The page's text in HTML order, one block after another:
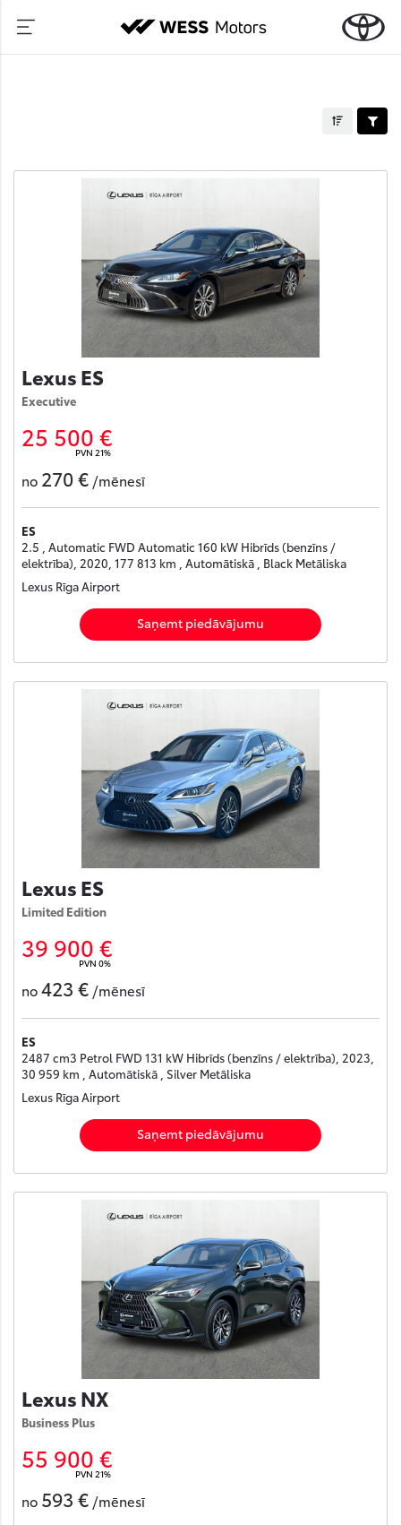
Lexus ES
Executive
25 500 €
PVN 21%
no 270 € /mēnesī
ES
2.5 , Automatic FWD Automatic 160 kW Hibrīds (benzīns /
elektrība), 2020, 177 813 km , Automātiskā , Black Metāliska
Lexus Rīga Airport
Saņemt piedāvājumu
Lexus ES
Limited Edition
39 900 €
PVN 0%
no423 € /mēnesī
ES
2487 cm3 Petrol FWD 131 kW Hibrīds (benzīns / elektrība), 2023,
30 959 km , Automātiskā , Silver Metāliska
Lexus Rīga Airport
Saņemt piedāvājumu
Lexus NX
Business Plus
55 900 €
PVN 21%
no 593 € /mēnesī